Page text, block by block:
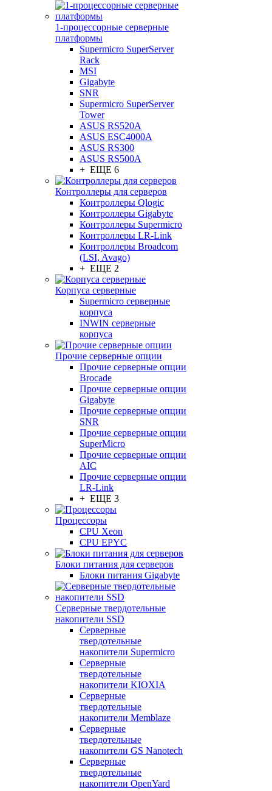
1-процессорные серверные
платформы
Supermicro SuperServer
Rack
MSI
Gigabyte
SNR
Supermicro SuperServer
Tower
ASUS RS520A
ASUS ESC4000A
ASUS RS300
ASUS RS500A
+ ЕЩЕ 6
Контроллеры для серверов
Контроллеры Qlogic
Контроллеры Gigabyte
Контроллеры Supermicro
Контроллеры LR-Link
Контроллеры Broadcom
(LSI, Avago)
+ ЕЩЕ 2
Корпуса серверные
Supermicro серверные
корпуса
INWIN серверные
корпуса
Прочие серверные опции
Прочие серверные опции
Brocade
Прочие серверные опции
Gigabyte
Прочие серверные опции
SNR
Прочие серверные опции
SuperMicro
Прочие серверные опции
AIC
Прочие серверные опции
LR-Link
+ ЕЩЕ 3
Процессоры
CPU Xeon
CPU EPYC
Блоки питания для серверов
Блоки питания Gigabyte
Серверные твердотельные
накопители SSD
Cерверные
твердотельные
накопители Supermicro
Cерверные
твердотельные
накопители KIOXIA
Cерверные
твердотельные
накопители Memblaze
Cерверные
твердотельные
накопители GS Nanotech
Серверные
твердотельные
накопители OpenYard